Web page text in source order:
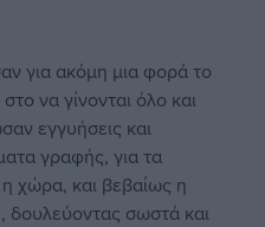
για ακόμη μια φορά το
να γίνονται όλο και
εγγυήσεις και
γραφής, για τα
χώρα, και βεβαίως η
δουλεύοντας σωστά και